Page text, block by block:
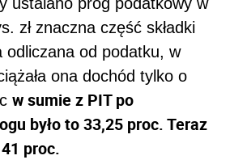
zł znaczna część składki
odliczana od podatku, w
ona dochód tylko o
w sumie z PIT po
było to 33,25 proc. Teraz
proc.